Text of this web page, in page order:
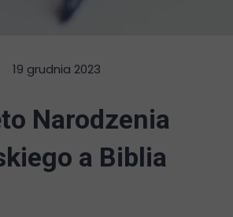
19 grudnia 2023
Narodzenia
a Biblia